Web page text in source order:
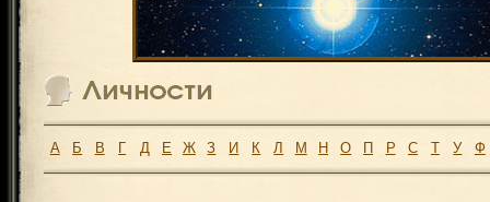
А Б В Г Д Е Ж З И К Л М Н О П Р С Т У Ф